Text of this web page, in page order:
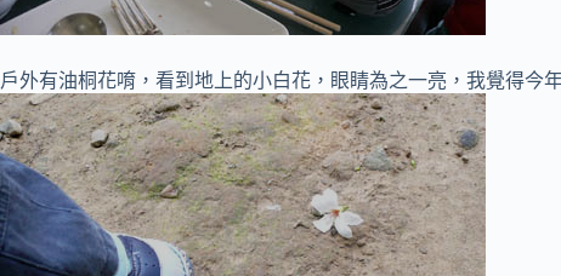
戶外有油桐花唷，看到地上的小白花，眼睛為之一亮，我覺得